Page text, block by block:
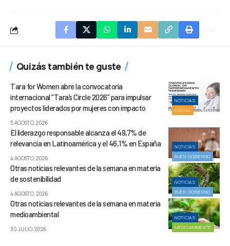
Quizás también te guste
NOTICIAS
SOCIAL
Tara for Women abre la convocatoria
internacional “Tara’s Circle 2026” para impulsar
proyectos liderados por mujeres con impacto
5 AGOSTO, 2026
NOTICIAS
BUEN GOBIERNO
El liderazgo responsable alcanza el 49,7% de
relevancia en Latinoamérica y el 46,1% en España
4 AGOSTO, 2026
NOTICIAS
BUEN GOBIERNO
Otras noticias relevantes de la semana en materia
de sostenibilidad
4 AGOSTO, 2026
NOTICIAS
MEDIOAMBIENTE
Otras noticias relevantes de la semana en materia
medioambiental
30 JULIO, 2026